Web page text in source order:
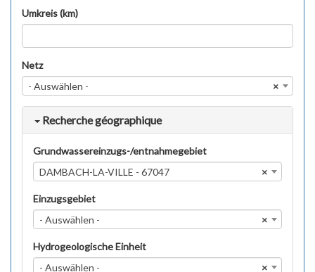
Umkreis (km)
Netz
×
- Auswählen -
Recherche géographique
Grundwassereinzugs-/entnahmegebiet
×
DAMBACH-LA-VILLE - 67047
Einzugsgebiet
×
- Auswählen -
Hydrogeologische Einheit
×
- Auswählen -